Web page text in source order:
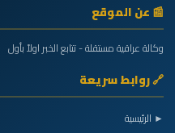
📰 عن الموقع
وكالة عراقية مستقلة - تتابع الخبر اولاً بأول
🔗 روابط سريعة
► الرئيسية